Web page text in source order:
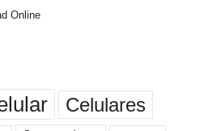
Online
Celulares